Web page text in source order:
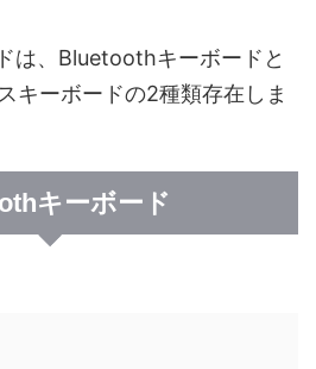
は、Bluetoothキーボードと
キーボードの2種類存在しま
キーボード